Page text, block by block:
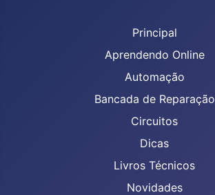
Principal
Aprendendo Online
Automação
Bancada de Reparação
Circuitos
Dicas
Livros Técnicos
Novidades